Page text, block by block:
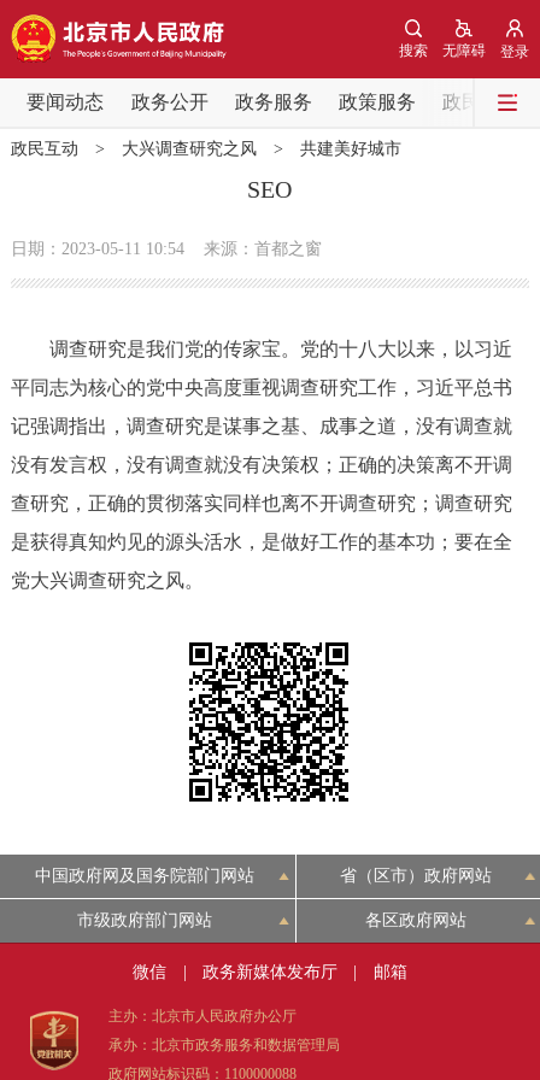
登录
无障碍
搜索
要闻动态 政务公开 政务服务 政策服务 政民互动
要闻动态
党中央精神 国务院信息 中央部委动态
政务公开
市领导 机构职能 政策服务
政策兑现 政策解读 回应关切
决策公开
法人服务
利企服务
政民互动
参与调查
政民互动 > 大兴调查研究之风> 共建美好城市
SEO
日期：2023-05-11 10:54 来源：首都之窗
调查研究是我们党的传家宝。党的十八大以来，以习近
平同志为核心的党中央高度重视调查研究工作，习近平总书
记强调指出，调查研究是谋事之基、成事之道，没有调查就
没有发言权，没有调查就没有决策权；正确的决策离不开调
查研究，正确的贯彻落实同样也离不开调查研究；调查研究
是获得真知灼见的源头活水，是做好工作的基本功；要在全
党大兴调查研究之风。
中国政府网及国务院部门网站 省（区市）政府网站
市级政府部门网站 各区政府网站
微信 政务新媒体发布厅 邮箱
主办：北京市人民政府办公厅
承办：北京市政务服务和数据管理局
政府网站标识码：1100000088